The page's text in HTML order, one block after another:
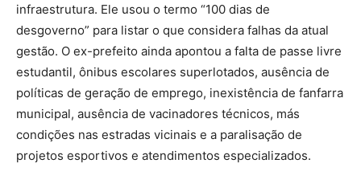
infraestrutura. Ele usou o termo “100 dias de
desgoverno” para listar o que considera falhas da atual
gestão. O ex-prefeito ainda apontou a falta de passe livre
estudantil, ônibus escolares superlotados, ausência de
políticas de geração de emprego, inexistência de fanfarra
municipal, ausência de vacinadores técnicos, más
condições nas estradas vicinais e a paralisação de
projetos esportivos e atendimentos especializados.